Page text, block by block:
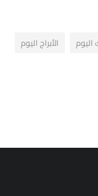
اليوم
الأبراج اليوم